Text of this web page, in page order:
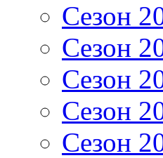
Сезон
Сезон
Сезон
Сезон
Сезон